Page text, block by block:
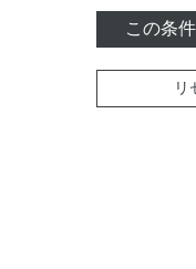
パッ
リッ
この条
リ